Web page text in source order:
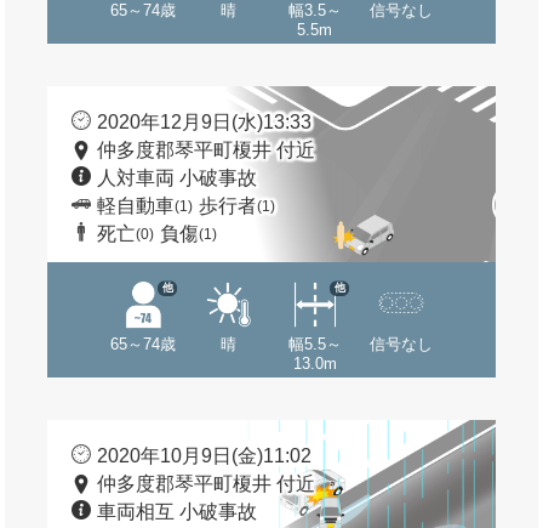
65～74歳 晴
幅3.5～
5.5m
信号なし
2020年12月9日(水)13:33
仲多度郡琴平町榎井 付近
人対車両 小破事故
軽自動車(1) 歩行者(1)
死亡(0) 負傷(1)
65～74歳
他
晴
幅5.5～
13.0m
他
信号なし
2020年10月9日(金)11:02
仲多度郡琴平町榎井 付近
車両相互 小破事故